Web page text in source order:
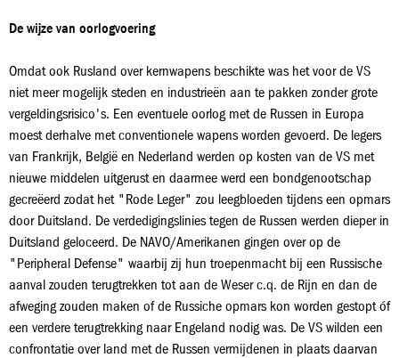
De wijze van oorlogvoering
Omdat ook Rusland over kernwapens beschikte was het voor de VS
niet meer mogelijk steden en industrieën aan te pakken zonder grote
vergeldingsrisico's. Een eventuele oorlog met de Russen in Europa
moest derhalve met conventionele wapens worden gevoerd. De legers
van Frankrijk, België en Nederland werden op kosten van de VS met
nieuwe middelen uitgerust en daarmee werd een bondgenootschap
gecreëerd zodat het "Rode Leger" zou leegbloeden tijdens een opmars
door Duitsland. De verdedigingslinies tegen de Russen werden dieper in
Duitsland geloceerd. De NAVO/Amerikanen gingen over op de
"Peripheral Defense" waarbij zij hun troepenmacht bij een Russische
aanval zouden terugtrekken tot aan de Weser c.q. de Rijn en dan de
afweging zouden maken of de Russiche opmars kon worden gestopt óf
een verdere terugtrekking naar Engeland nodig was. De VS wilden een
confrontatie over land met de Russen vermijdenen in plaats daarvan